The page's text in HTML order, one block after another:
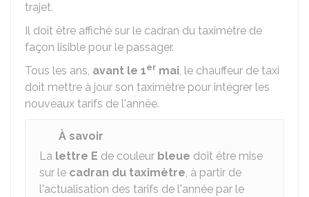
trajet.
Il doit être affiché sur le cadran du taximètre de
façon lisible pour le passager.
Tous les ans, avant le 1er mai, le chauffeur de taxi
doit mettre à jour son taximètre pour intégrer les
nouveaux tarifs de l'année.
À savoir
La lettre E de couleur bleue doit être mise
sur le cadran du taximètre, à partir de
l'actualisation des tarifs de l'année par le